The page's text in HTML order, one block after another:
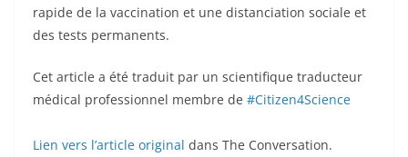
rapide de la vaccination et une distanciation sociale et
des tests permanents.
Cet article a été traduit par un scientifique traducteur
médical professionnel membre de #Citizen4Science
Lien vers l’article original dans The Conversation.